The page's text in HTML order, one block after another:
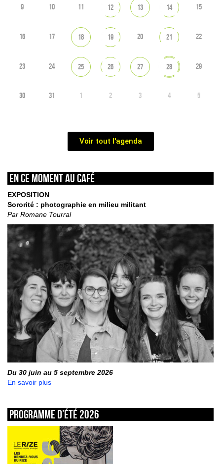
9 10 11 12 13 14 15
16 17 18 19 20 21 22
23 24 25 26 27 28 29
30 31 1 2 3 4 5
Voir tout l'agenda
En ce moment au café
EXPOSITION
Sororité : photographie en milieu militant
Par Romane Tourral
Du 30 juin au 5 septembre 2026
En savoir plus
Programme d’été 2026